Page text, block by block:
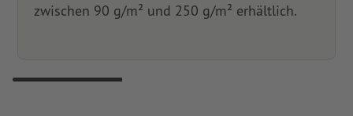
zwischen 90 g/m² und 250 g/m² erhältlich.